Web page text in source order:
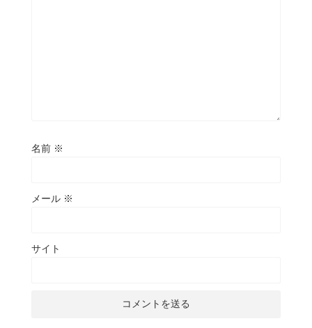
名前 ※
メール ※
サイト